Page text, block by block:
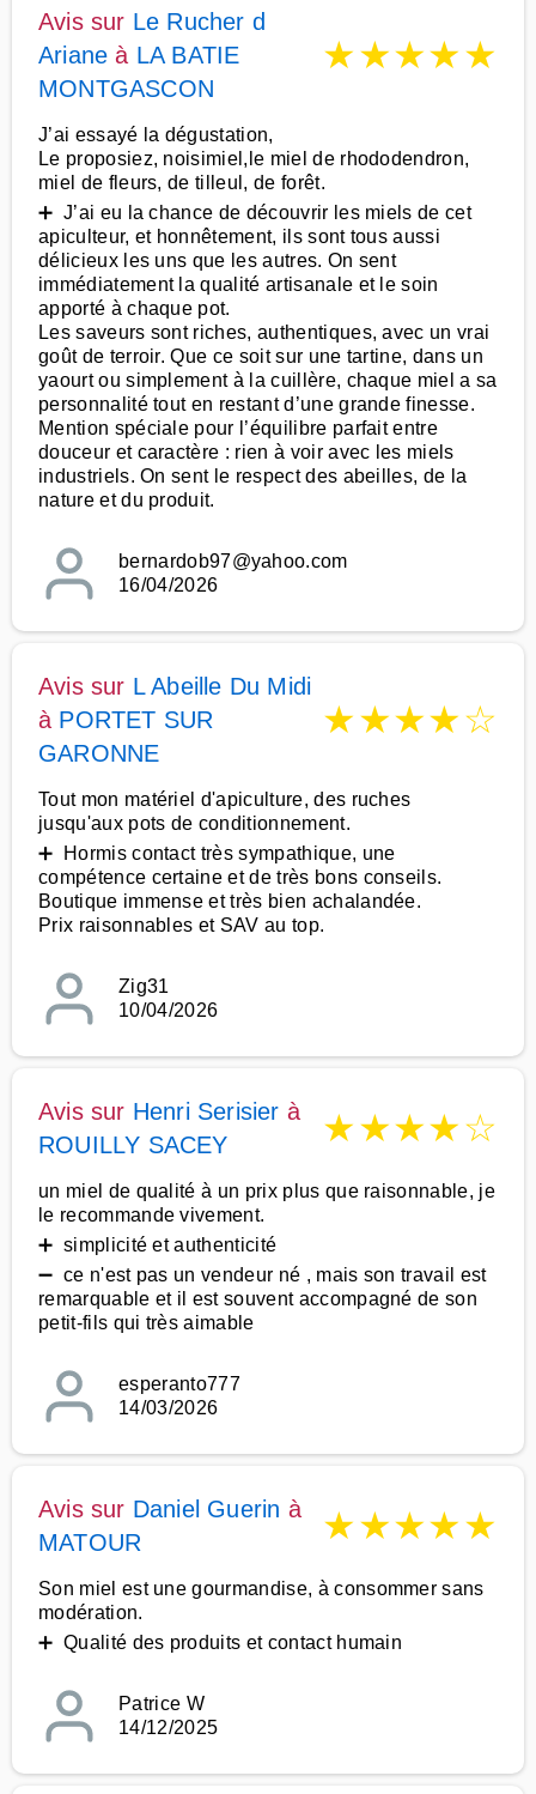
Avis sur Le Rucher d
Ariane à LA BATIE
MONTGASCON
★★★★★
J’ai essayé la dégustation,
Le proposiez, noisimiel,le miel de rhododendron,
miel de fleurs, de tilleul, de forêt.
➕ J’ai eu la chance de découvrir les miels de cet
apiculteur, et honnêtement, ils sont tous aussi
délicieux les uns que les autres. On sent
immédiatement la qualité artisanale et le soin
apporté à chaque pot.
Les saveurs sont riches, authentiques, avec un vrai
goût de terroir. Que ce soit sur une tartine, dans un
yaourt ou simplement à la cuillère, chaque miel a sa
personnalité tout en restant d’une grande finesse.
Mention spéciale pour l’équilibre parfait entre
douceur et caractère : rien à voir avec les miels
industriels. On sent le respect des abeilles, de la
nature et du produit.
bernardob97@yahoo.com
16/04/2026
Avis sur L Abeille Du Midi
à PORTET SUR
GARONNE
★★★★☆
Tout mon matériel d'apiculture, des ruches
jusqu'aux pots de conditionnement.
➕ Hormis contact très sympathique, une
compétence certaine et de très bons conseils.
Boutique immense et très bien achalandée.
Prix raisonnables et SAV au top.
Zig31
10/04/2026
Avis sur Henri Serisier à
ROUILLY SACEY
★★★★☆
un miel de qualité à un prix plus que raisonnable, je
le recommande vivement.
➕ simplicité et authenticité
➖ ce n'est pas un vendeur né , mais son travail est
remarquable et il est souvent accompagné de son
petit-fils qui très aimable
esperanto777
14/03/2026
Avis sur Daniel Guerin à
MATOUR
★★★★★
Son miel est une gourmandise, à consommer sans
modération.
➕ Qualité des produits et contact humain
Patrice W
14/12/2025